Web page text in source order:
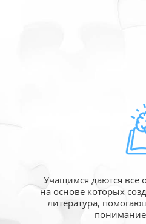
Учащимся даются все
на основе которых
литература,